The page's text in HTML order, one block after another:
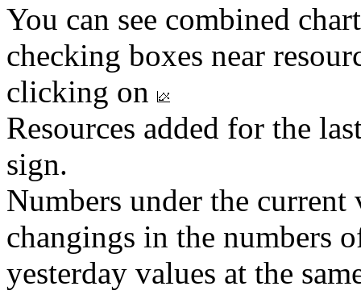
You can see combined
checking boxes near
clicking on
Resources added for the
sign.
Numbers under the
changings in the numbers
yesterday values at the